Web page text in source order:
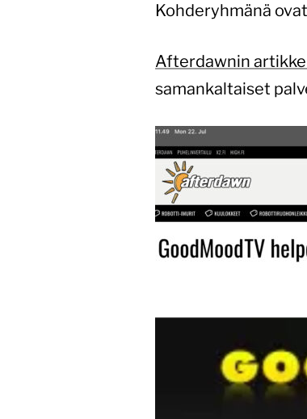
Kohderyhmänä
Afterdawnin
samankaltaiset